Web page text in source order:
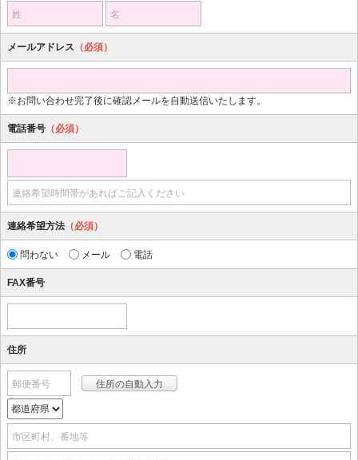
姓 名
メールアドレス （必須）
※お問い合わせ完了後に確認メールを自動送信いたします。
電話番号 （必須）
連絡希望時間帯があればご記入ください
連絡希望方法 （必須）
問わない メール 電話
FAX番号
住所
郵便番号
市区町村、番地等